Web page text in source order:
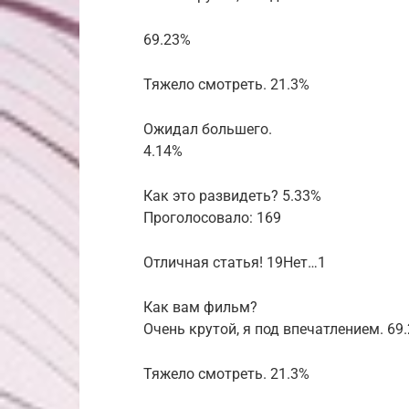
69.23%
Тяжело смотреть. 21.3%
Ожидал большего.
4.14%
Как это развидеть? 5.33%
Проголосовало: 169
Отличная статья! 19Нет…1
Как вам фильм?
Очень крутой, я под впечатлением.
Тяжело смотреть. 21.3%